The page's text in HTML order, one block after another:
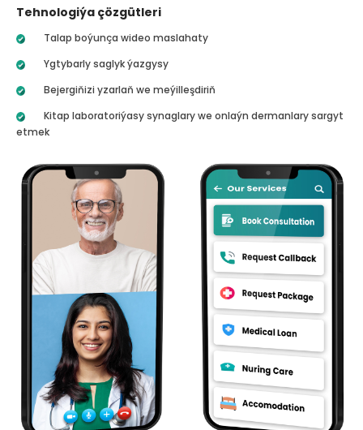
Tehnologiýa çözgütleri
Talap boýunça wideo maslahaty
Ygtybarly saglyk ýazgysy
Bejergiňizi yzarlaň we meýilleşdiriň
Kitap laboratoriýasy synaglary we onlaýn dermanlary sargyt
etmek